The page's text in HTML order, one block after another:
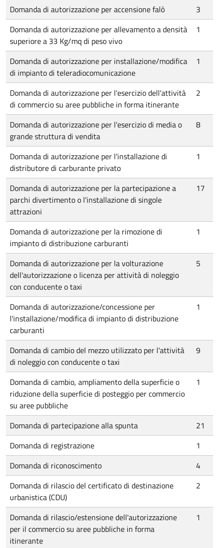
Domanda di autorizzazione per accensione falò
3
Domanda di autorizzazione per allevamento a densità
superiore a 33 Kg/mq di peso vivo
1
Domanda di autorizzazione per installazione/modifica
di impianto di teleradiocomunicazione
1
Domanda di autorizzazione per l'esercizio dell'attività
di commercio su aree pubbliche in forma itinerante
2
Domanda di autorizzazione per l'esercizio di media o
grande struttura di vendita
8
Domanda di autorizzazione per l'installazione di
distributore di carburante privato
1
Domanda di autorizzazione per la partecipazione a
parchi divertimento o l'installazione di singole
attrazioni
17
Domanda di autorizzazione per la rimozione di
impianto di distribuzione carburanti
1
Domanda di autorizzazione per la volturazione
dell'autorizzazione o licenza per attività di noleggio
con conducente o taxi
5
Domanda di autorizzazione/concessione per
l'installazione/modifica di impianto di distribuzione
carburanti
1
Domanda di cambio del mezzo utilizzato per l'attività
di noleggio con conducente o taxi
9
Domanda di cambio, ampliamento della superficie o
riduzione della superficie di posteggio per commercio
su aree pubbliche
1
Domanda di partecipazione alla spunta
21
Domanda di registrazione
1
Domanda di riconoscimento
4
Domanda di rilascio del certificato di destinazione
urbanistica (CDU)
2
Domanda di rilascio/estensione dell'autorizzazione
per il commercio su aree pubbliche in forma
itinerante
1